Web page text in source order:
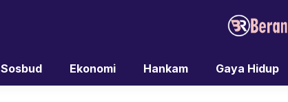
Sosbud Ekonomi Hankam Gaya Hidup